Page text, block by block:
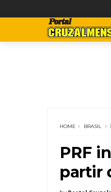
HOME BRASIL
PRF
partir